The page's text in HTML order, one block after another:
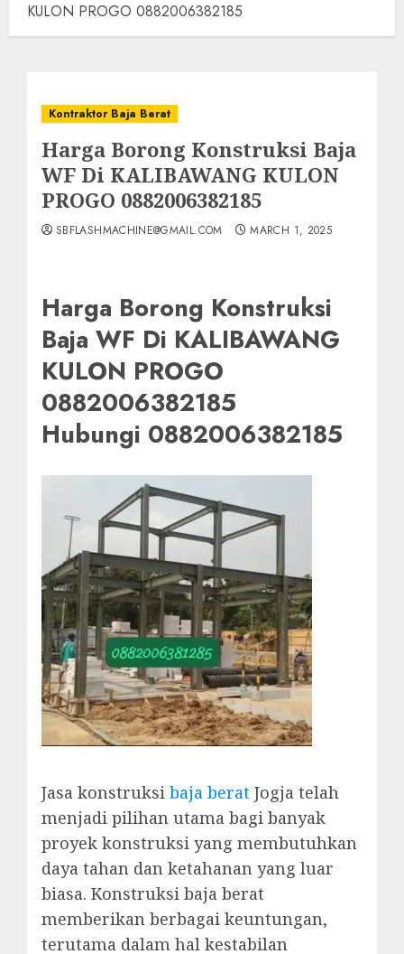
KULON PROGO 0882006382185
Kontraktor Baja Berat
Harga Borong Konstruksi Baja
WF Di KALIBAWANG KULON
PROGO 0882006382185
SBFLASHMACHINE@GMAIL.COM MARCH 1, 2025
Harga Borong Konstruksi
Baja WF Di KALIBAWANG
KULON PROGO
0882006382185
Hubungi 0882006382185
Jasa konstruksi baja berat Jogja telah
menjadi pilihan utama bagi banyak
proyek konstruksi yang membutuhkan
daya tahan dan ketahanan yang luar
biasa. Konstruksi baja berat
memberikan berbagai keuntungan,
terutama dalam hal kestabilan